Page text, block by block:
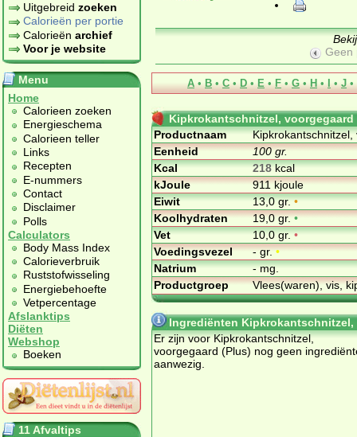
Uitgebreid zoeken
Calorieën per portie
Calorieën archief
Voor je website
Menu
Home
Calorieen zoeken
Energieschema
Calorieen teller
Links
Recepten
E-nummers
Contact
Disclaimer
Polls
Calculators
Body Mass Index
Calorieverbruik
Ruststofwisseling
Energiebehoefte
Vetpercentage
Afslanktips
Diëten
Webshop
Boeken
11 Afvaltips
Geen
A • B • C • D • E • F • G • H • I • J •
Kipkrokantschnitzel, voorgegaard
Productnaam
Eenheid
100 gr.
Kcal
218kcal
kJoule
911 kjoule
Eiwit
13,0 gr.•
Koolhydraten
19,0 gr.•
Vet
10,0 gr.•
Voedingsvezel
- gr.•
Natrium
- mg.
Productgroep
Vlees(waren), vis,
Ingrediënten Kipkrokantschnitzel,
Er zijn voor Kipkrokantschnitzel,
voorgegaard (Plus) nog geen
aanwezig.